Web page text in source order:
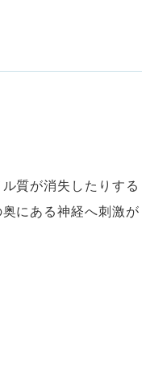
質が消失したりする
にある神経へ刺激が